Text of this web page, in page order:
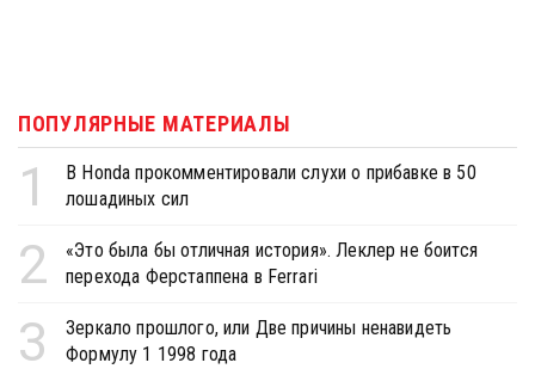
ПОПУЛЯРНЫЕ МАТЕРИАЛЫ
1
В Honda прокомментировали слухи о прибавке в 50
лошадиных сил
2
«Это была бы отличная история». Леклер не боится
перехода Ферстаппена в Ferrari
3
Зеркало прошлого, или Две причины ненавидеть
Формулу 1 1998 года